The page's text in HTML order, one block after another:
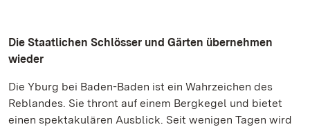
Die Staatlichen Schlösser und Gärten übernehmen
wieder
Die Yburg bei Baden-Baden ist ein Wahrzeichen des
Reblandes. Sie thront auf einem Bergkegel und bietet
einen spektakulären Ausblick. Seit wenigen Tagen wird